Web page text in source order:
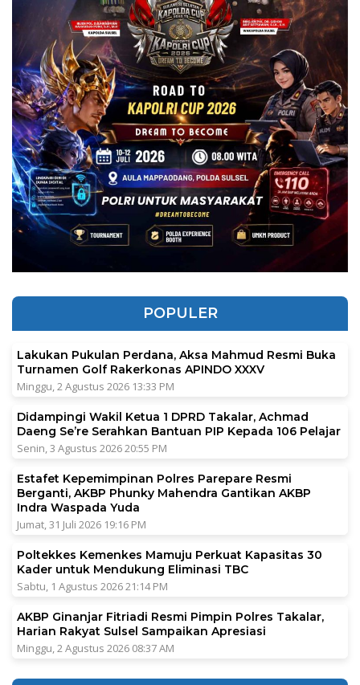
POPULER
Lakukan Pukulan Perdana, Aksa Mahmud Resmi Buka
Turnamen Golf Rakerkonas APINDO XXXV
Minggu, 2 Agustus 2026 13:33 PM
Didampingi Wakil Ketua 1 DPRD Takalar, Achmad
Daeng Se’re Serahkan Bantuan PIP Kepada 106 Pelajar
Senin, 3 Agustus 2026 20:55 PM
Estafet Kepemimpinan Polres Parepare Resmi
Berganti, AKBP Phunky Mahendra Gantikan AKBP
Indra Waspada Yuda
Jumat, 31 Juli 2026 19:16 PM
Poltekkes Kemenkes Mamuju Perkuat Kapasitas 30
Kader untuk Mendukung Eliminasi TBC
Sabtu, 1 Agustus 2026 21:14 PM
AKBP Ginanjar Fitriadi Resmi Pimpin Polres Takalar,
Harian Rakyat Sulsel Sampaikan Apresiasi
Minggu, 2 Agustus 2026 08:37 AM